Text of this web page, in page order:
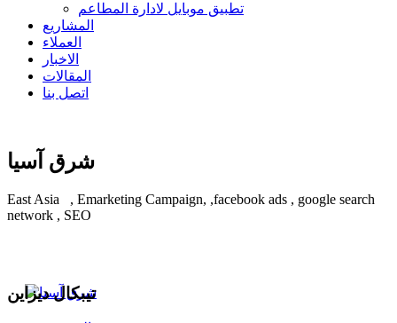
تطبيق موبايل لادارة المطاعم
المشاريع
العملاء
الاخبار
المقالات
اتصل بنا
شرق آسيا
East Asia , Emarketing Campaign, ,facebook ads , google search
network , SEO
تيبكال ديزاين